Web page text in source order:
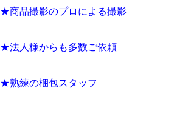
★商品撮影のプロによる撮影
★法人様からも多数ご依頼
★熟練の梱包スタッフ